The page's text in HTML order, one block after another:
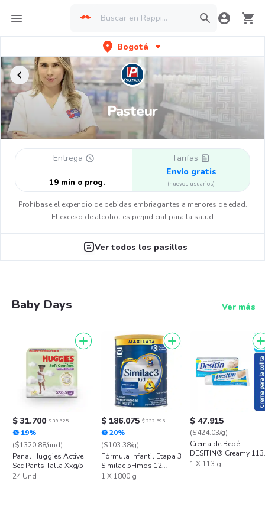
Bogotá
Pasteur
Entrega
19 min o prog.
Tarifas
Envío gratis
(nuevos usuarios)
Prohíbase el expendio de bebidas embriagantes a menores de edad.
El exceso de alcohol es perjudicial para la salud
Ver todos los pasillos
Baby Days Ver más
$ 31.700 $ 39.625
19%
($1320.88/und)
Panal Huggies Active
Sec Pants Talla Xxg/5
24 Und
$ 186.075 $ 232.595
20%
($103.38/g)
Fórmula Infantil Etapa 3
Similac 5Hmos 12
Meses en Adelante
1 X 1800 g
$ 47.915
($424.03/g)
Crema de Bebé
DESITIN® Creamy 113
Gr
1 X 113 g